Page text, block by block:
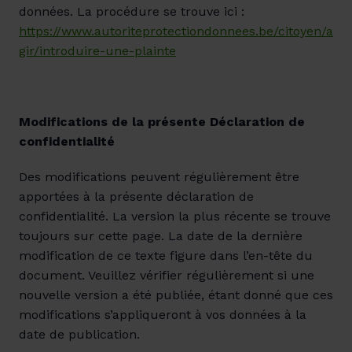
https://www.autoriteprotectiondonnees.be/citoyen/a
gir/introduire-une-plainte
Modifications de la présente Déclaration de
confidentialité
Des modifications peuvent régulièrement être
apportées à la présente déclaration de
confidentialité. La version la plus récente se trouve
toujours sur cette page. La date de la dernière
modification de ce texte figure dans l’en-tête du
document. Veuillez vérifier régulièrement si une
nouvelle version a été publiée, étant donné que ces
modifications s’appliqueront à vos données à la
date de publication.